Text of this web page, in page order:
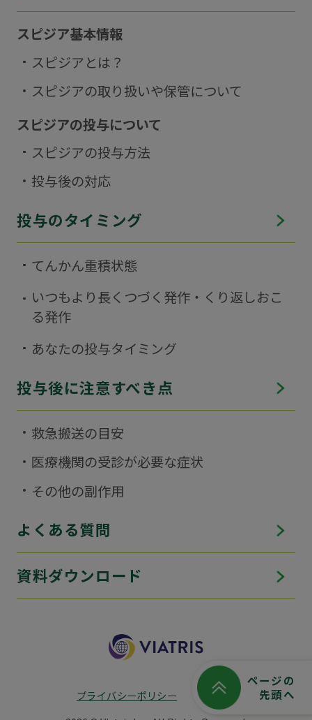
あなたは現在スピジアを処方されて
いる患者さん、もしくはそのご家族
や介護者の方ですか？
はい
スピジア基本情報
スピジアとは？
スピジアの取り扱いや保管について
スピジアの投与について
スピジアの投与方法
投与後の対応
投与のタイミング
てんかん重積状態
いつもより長くつづく発作・くり返しおこ
る発作
あなたの投与タイミング
投与後に注意すべき点
救急搬送の目安
医療機関の受診が必要な症状
その他の副作用
よくある質問
資料ダウンロード
プライバシーポリシー
利用規約
ページの
先頭へ